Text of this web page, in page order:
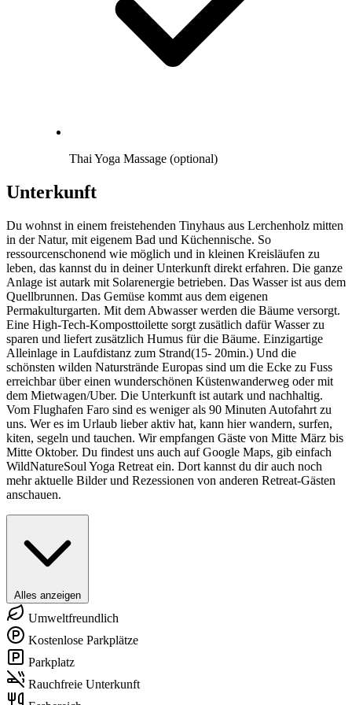
Thai Yoga Massage (optional)
Unterkunft
Du wohnst in einem freistehenden Tinyhaus aus Lerchenholz mitten
in der Natur, mit eigenem Bad und Küchennische. So
ressourcenschonend wie möglich und in kleinen Kreisläufen zu
leben, das kannst du in deiner Unterkunft direkt erfahren. Die ganze
Anlage ist autark mit Solarenergie betrieben. Das Wasser ist aus dem
Quellbrunnen. Das Gemüse kommt aus dem eigenen
Permakulturgarten. Mit dem Abwasser werden die Bäume versorgt.
Eine High-Tech-Komposttoilette sorgt zusätlich dafür Wasser zu
sparen und liefert zusätzlich Humus für die Bäume. Einzigartige
Alleinlage in Laufdistanz zum Strand(15- 20min.) Und die
schönsten wilden Naturstrände Europas sind um die Ecke zu Fuss
erreichbar über einen wunderschönen Küstenwanderweg oder mit
dem Mietwagen/Uber. Die Unterkunft ist autark und nachhaltig.
Vom Flughafen Faro sind es weniger als 90 Minuten Autofahrt zu
uns. Wer es im Urlaub lieber aktiv hat, kann hier wandern, surfen,
kiten, segeln und tauchen. Wir empfangen Gäste von Mitte März bis
Mitte Oktober. Du findest uns auch auf Google Maps, gib einfach
WildNatureSoul Yoga Retreat ein. Dort kannst du dir auch noch
mehr aktuelle Bilder und Rezessionen von anderen Retreat-Gästen
anschauen.
Alles anzeigen
Umweltfreundlich
Kostenlose Parkplätze
Parkplatz
Rauchfreie Unterkunft